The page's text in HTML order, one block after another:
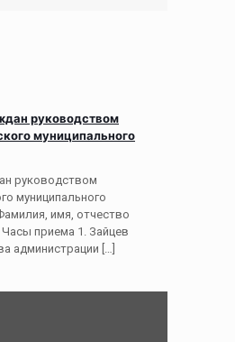
руководством
муниципального
руководством
муниципального
имя, отчество
приема 1. Зайцев
администрации […]